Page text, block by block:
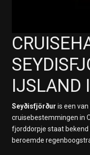
IJSLAND
Seyðisfjörður is een
cruisebestemmingen in
fjorddorpje staat bekend
beroemde